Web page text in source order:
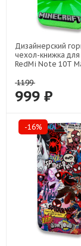
Дизайнерский
чехол-книжка
RedMi Note 10T
1199
999 ₽
-16%